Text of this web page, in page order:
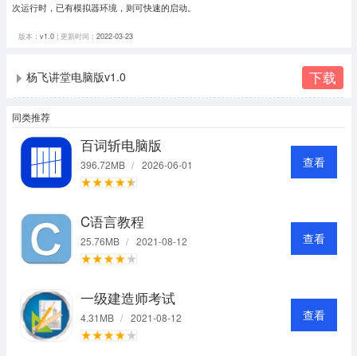
次运行时，已有模拟器环境，则可快速的启动。
版本： v1.0| 更新时间： 2022-03-23
杨飞讲堂电脑版v1.0 下载
同类推荐
百词斩电脑版
396.72MB / 2026-06-01 查看
C语言教程
25.76MB / 2021-08-12 查看
一级建造师考试
4.31MB / 2021-08-12 查看